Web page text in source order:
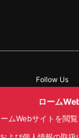
Follow Us
利用規約 プライ
ローム
ムWebサイトを閲